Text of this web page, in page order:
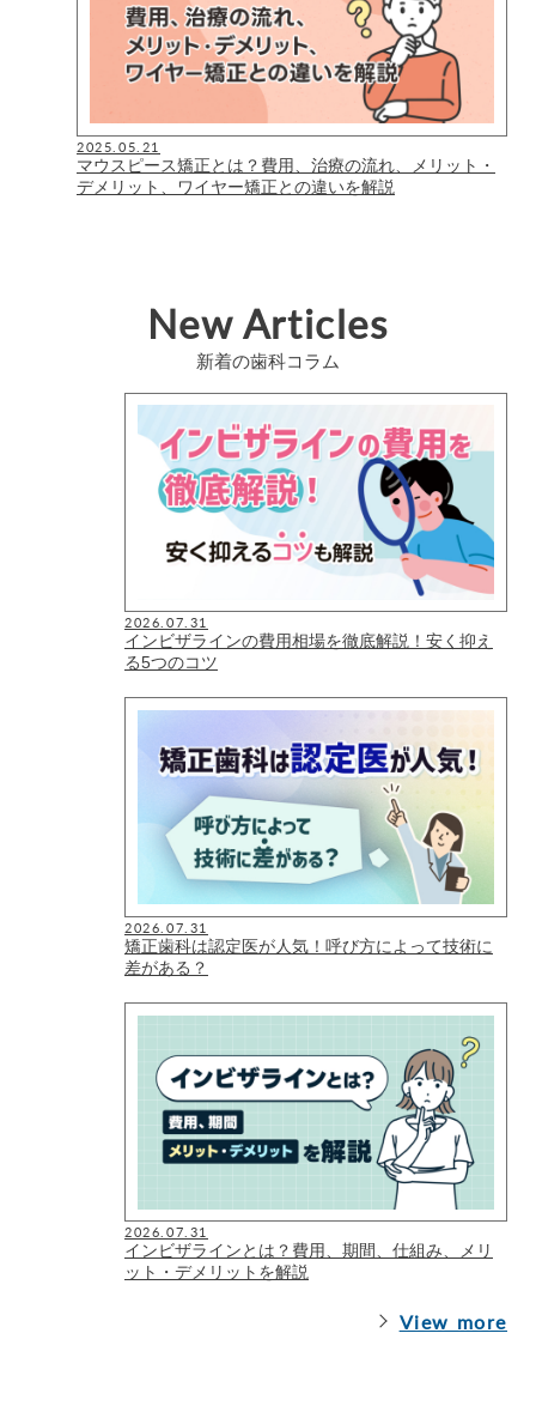
2025.05.21
マウスピース矯正とは？費用、治療の流れ、メリット・
デメリット、ワイヤー矯正との違いを解説
New Articles
新着の歯科コラム
2026.07.31
インビザラインの費用相場を徹底解説！安く抑え
る5つのコツ
2026.07.31
矯正歯科は認定医が人気！呼び方によって技術に
差がある？
2026.07.31
インビザラインとは？費用、期間、仕組み、メリ
ット・デメリットを解説
View more